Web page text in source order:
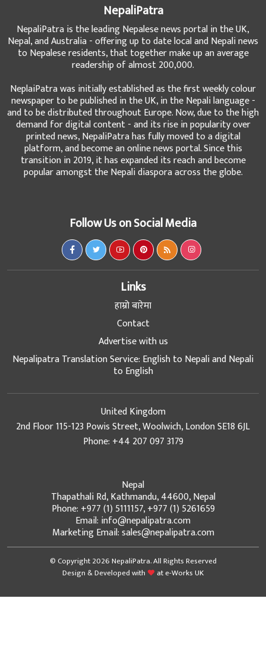
NepaliPatra
NepaliPatra is the leading Nepalese news portal in the UK,
Nepal, and Australia - offering up to date local and Nepali news
to Nepalese residents, that together make up an average
readership of almost 200,000.
NeplaiPatra was initially established as the first weekly colour
newspaper to be published in the UK, in the Nepali language -
and to be distributed throughout Europe. Now, due to the high
demand for digital content - and its rise in popularity over
printed news, NepaliPatra has fully moved to a digital
platform, and become an online news portal. Since this
transition in 2019, it has expanded its reach and become
popular amongst the Nepali diaspora across the globe.
Follow Us on Social Media
Links
हाम्रो बारेमा
Contact
Advertise with us
Nepalipatra Translation Service: English to Nepali and Nepali
to English
United Kingdom
2nd Floor 115-123 Powis Street, Woolwich, London SE18 6JL
Phone: +44 207 097 3179
Nepal
Thapathali Rd, Kathmandu, 44600, Nepal
Phone: +977 (1) 5111157, +977 (1) 5261659
Email: info@nepalipatra.com
Marketing Email: sales@nepalipatra.com
© Copyright 2026 NepaliPatra. All Rights Reserved
Design & Developed with
ate-Works UK